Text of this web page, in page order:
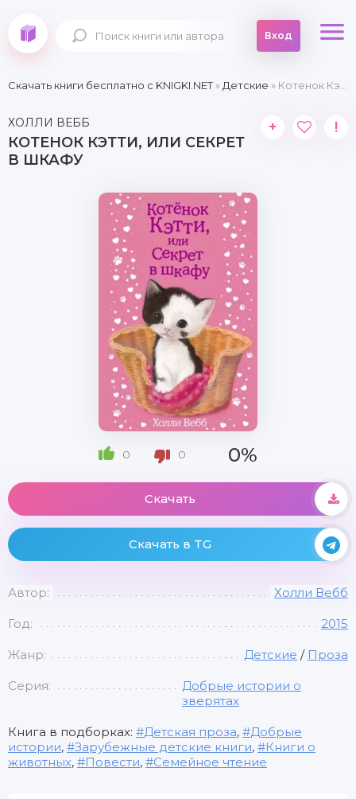
Вход
Скачать книги бесплатно c KNIGKI.NET» Детские » Котенок Кэтти, или Секрет в шкафу
ХОЛЛИ ВЕББ
КОТЕНОК КЭТТИ, ИЛИ СЕКРЕТ
В ШКАФУ
+ !
0 0 0%
Скачать
Скачать в TG
Автор: Холли Вебб
Год: 2015
Жанр: Детские / Проза
Серия:
Добрые истории о
зверятах
Книга в подборках: Детская проза,
Добрые
истории, Зарубежные детские книги,
Книги о
животных, Повести, Семейное чтение